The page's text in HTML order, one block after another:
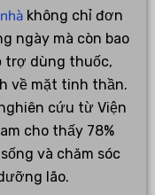
không chỉ đơn
ngày mà còn bao
trợ dùng thuốc,
về mặt tinh thần.
cứu từ Viện
cho thấy 78%
và chăm sóc
lão.